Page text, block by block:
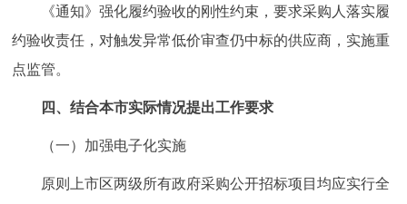
《通知》强化履约验收的刚性约束，要求采购人落实履
约验收责任，对触发异常低价审查仍中标的供应商，实施重
点监管。
四、结合本市实际情况提出工作要求
（一）加强电子化实施
原则上市区两级所有政府采购公开招标项目均应实行全